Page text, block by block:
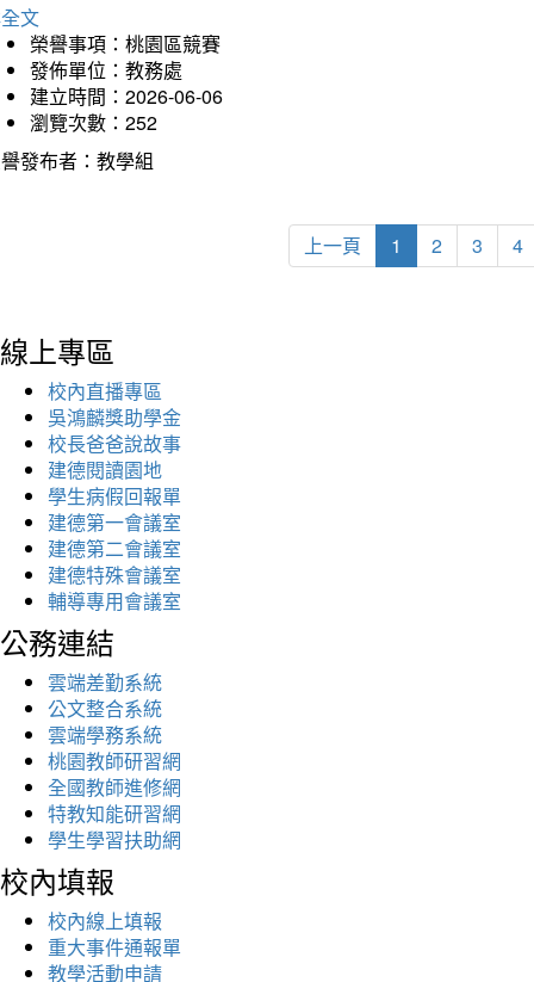
文
榮譽事項：桃園區競賽
發佈單位：教務處
建立時間：2026-06-06
瀏覽次數：252
發布者：教學組
上一頁 1 2 3 4
線上專區
校內直播專區
吳鴻麟獎助學金
校長爸爸說故事
建德閱讀園地
學生病假回報單
建德第一會議室
建德第二會議室
建德特殊會議室
輔導專用會議室
公務連結
雲端差勤系統
公文整合系統
雲端學務系統
桃園教師研習網
全國教師進修網
特教知能研習網
學生學習扶助網
校內填報
校內線上填報
重大事件通報單
教學活動申請